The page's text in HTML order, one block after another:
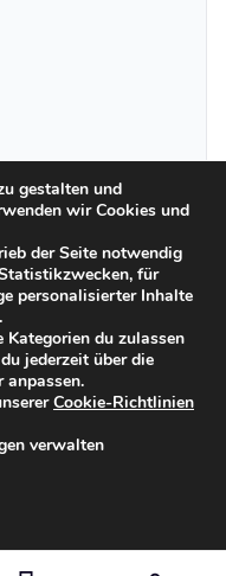
Moderationsrichtlinien
gestalten und
wir Cookies und
der Seite notwendig
für
personalisierter Inhalte
du zulassen
jederzeit über die
anpassen.
Cookie-Richtlinien
verwalten